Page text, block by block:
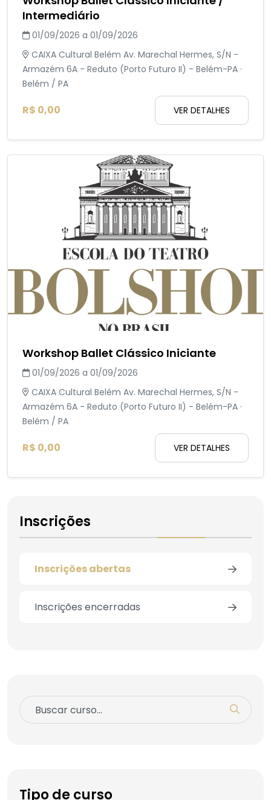
Intermediário
01/09/2026 a 01/09/2026
CAIXA Cultural Belém Av. Marechal Hermes, S/N -
Armazém 6A - Reduto (Porto Futuro II) - Belém-PA ·
Belém / PA
R$ 0,00 VER DETALHES
Workshop Ballet Clássico Iniciante
01/09/2026 a 01/09/2026
CAIXA Cultural Belém Av. Marechal Hermes, S/N -
Armazém 6A - Reduto (Porto Futuro II) - Belém-PA ·
Belém / PA
R$ 0,00 VER DETALHES
Inscrições
Inscrições abertas
Inscrições encerradas
Tipo de curso